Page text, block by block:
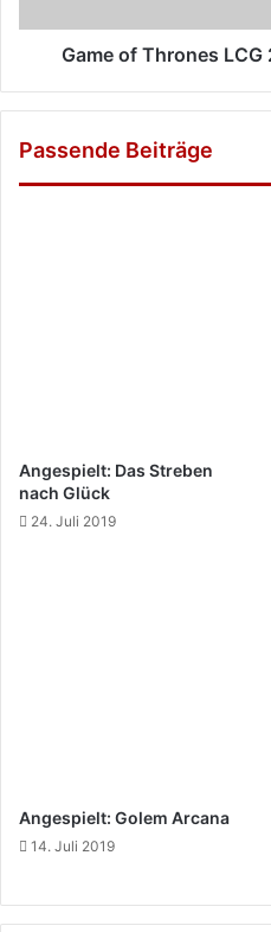
Game of Thrones
Passende Beiträge
Angespielt: Das Streben
nach Glück
24. Juli 2019
Angespielt: Golem Arcana
14. Juli 2019